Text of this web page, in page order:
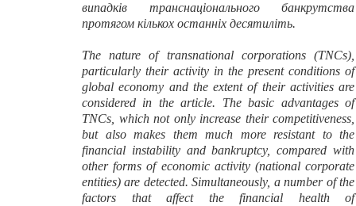
випадків транснаціонального банкрутства
протягом кількох останніх десятиліть.
The nature of transnational corporations (TNCs),
particularly their activity in the present conditions of
global economy and the extent of their activities are
considered in the article. The basic advantages of
TNCs, which not only increase their competitiveness,
but also makes them much more resistant to the
financial instability and bankruptcy, compared with
other forms of economic activity (national corporate
entities) are detected. Simultaneously, a number of the
factors that affect the financial health of